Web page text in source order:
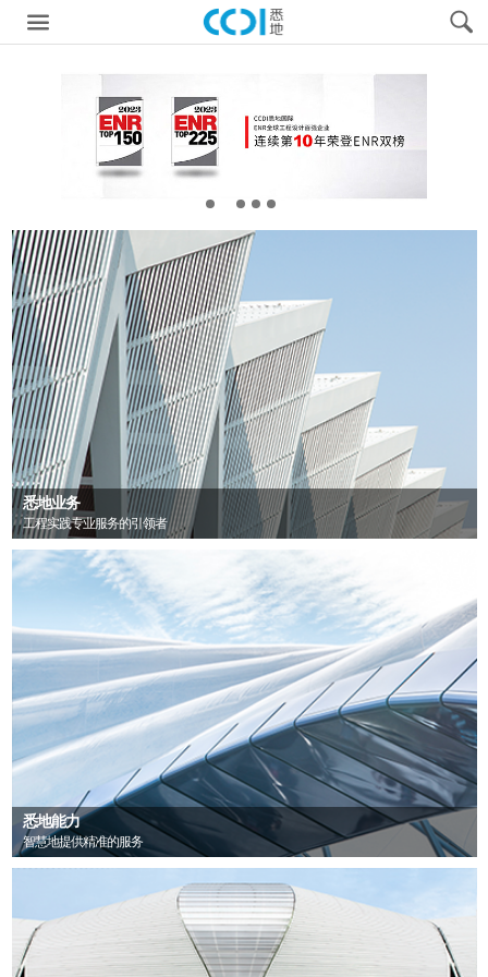
悉地业务
工程实践专业服务的引领者
悉地能力
智慧地提供精准的服务